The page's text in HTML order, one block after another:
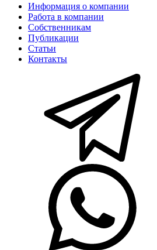
Информация о компании
Работа в компании
Собственникам
Публикации
Статьи
Контакты